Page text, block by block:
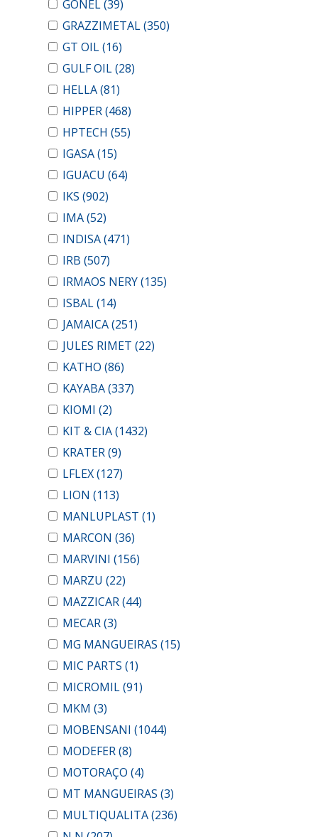
GONEL(39)
GRAZZIMETAL(350)
GT OIL(16)
GULF OIL(28)
HELLA(81)
HIPPER(468)
HPTECH (55)
IGASA(15)
IGUACU (64)
IKS (902)
IMA(52)
INDISA(471)
IRB (507)
IRMAOS NERY(135)
ISBAL(14)
JAMAICA(251)
JULES RIMET (22)
KATHO (86)
KAYABA(337)
KIOMI (2)
KIT & CIA(1432)
KRATER(9)
LFLEX(127)
LION (113)
MANLUPLAST (1)
MARCON (36)
MARVINI (156)
MARZU (22)
MAZZICAR(44)
MECAR(3)
MG MANGUEIRAS (15)
MIC PARTS (1)
MICROMIL(91)
MKM (3)
MOBENSANI (1044)
MODEFER(8)
MOTORAÇO (4)
MT MANGUEIRAS (3)
MULTIQUALITA(236)